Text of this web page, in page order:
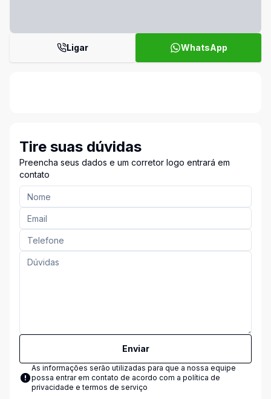
Ligar WhatsApp
Tire suas dúvidas
Preencha seus dados e um corretor logo entrará em
contato
Enviar
As informações serão utilizadas para que a nossa equipe
possa entrar em contato de acordo com a política de
privacidade e termos de serviço